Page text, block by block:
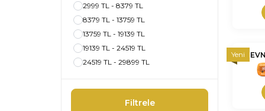
2999 TL - 8379 TL
8379 TL - 13759 TL
13759 TL - 19139 TL
19139 TL - 24519 TL
24519 TL - 29899 TL
Filtrele
Yeni